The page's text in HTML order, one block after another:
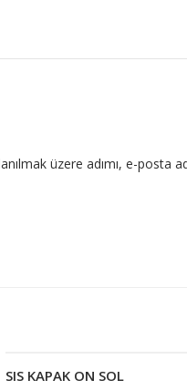
üzere adımı, e-posta
Devamını oku
SIS KAPAK ON SOL